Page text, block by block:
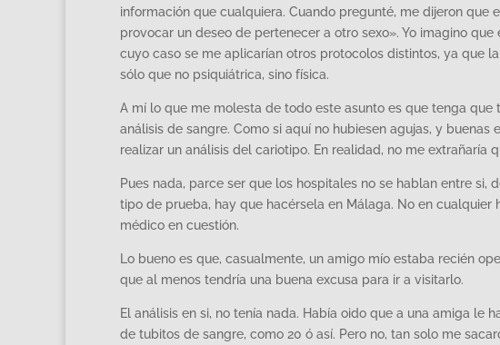
información que cualquiera. Cuando pregunté, me dijeron
provocar un deseo de pertenecer a otro sexo». Yo imagino
cuyo caso se me aplicarían otros protocolos distintos, ya que
sólo que no psiquiátrica, sino física.
A mí lo que me molesta de todo este asunto es que tenga
análisis de sangre. Como si aquí no hubiesen agujas, y
realizar un análisis del cariotipo. En realidad, no me extrañaría
Pues nada, parce ser que los hospitales no se hablan entre
tipo de prueba, hay que hacérsela en Málaga. No en
médico en cuestión.
Lo bueno es que, casualmente, un amigo mío estaba recién
que al menos tendría una buena excusa para ir a visitarlo.
El análisis en si, no tenía nada. Había oido que a una amiga
de tubitos de sangre, como 20 ó así. Pero no, tan solo me